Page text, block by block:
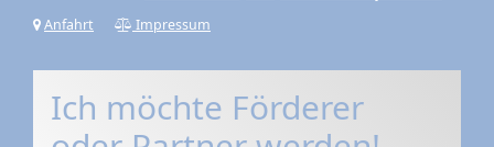
Anfahrt
Impressum
Ich möchte Förderer